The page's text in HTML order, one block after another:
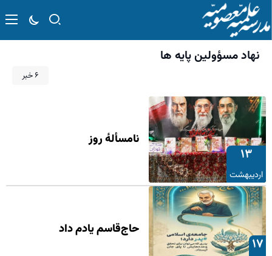
نهاد مسؤولین پایه ها
۶ خبر
۱۳
اردیبهشت
نامسأله‌ٔ روز
۱۷
حاج‌قاسم یادم داد